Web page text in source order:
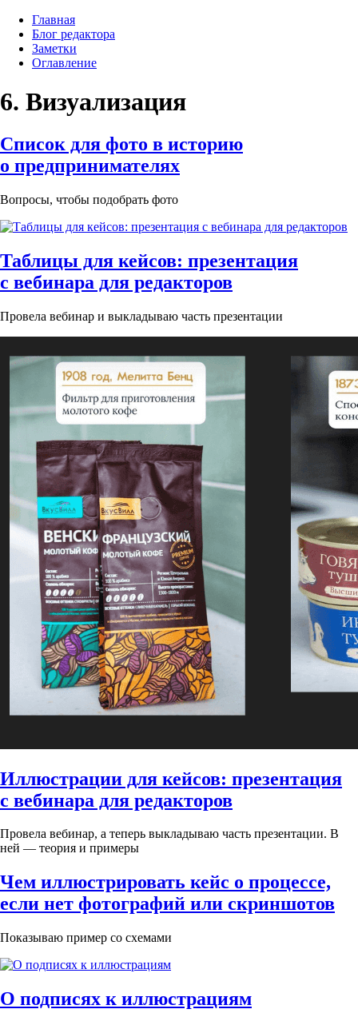
Главная
Блог редактора
Заметки
Оглавление
6. Визуализация
Список для фото в историю
о предпринимателях
Вопросы, чтобы подобрать фото
Таблицы для кейсов: презентация
с вебинара для редакторов
Провела вебинар и выкладываю часть презентации
Иллюстрации для кейсов: презентация
с вебинара для редакторов
Провела вебинар, а теперь выкладываю часть презентации. В
ней — теория и примеры
Чем иллюстрировать кейс о процессе,
если нет фотографий или скриншотов
Показываю пример со схемами
О подписях к иллюстрациям